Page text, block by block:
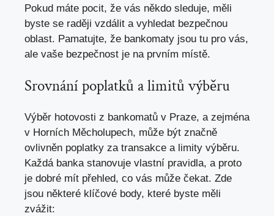
Pokud máte pocit, že vás někdo sleduje, měli
byste se raději vzdálit a vyhledat bezpečnou
oblast. Pamatujte, že bankomaty jsou tu pro vás,
ale vaše bezpečnost je na prvním místě.
Srovnání poplatků a limitů výběru
Výběr hotovosti z bankomatů v Praze, a zejména
v Horních Měcholupech, může být značně
ovlivněn poplatky za transakce a limity výběru.
Každá banka stanovuje vlastní pravidla, a proto
je dobré mít přehled, co vás může čekat. Zde
jsou některé klíčové body, které byste měli
zvážit: